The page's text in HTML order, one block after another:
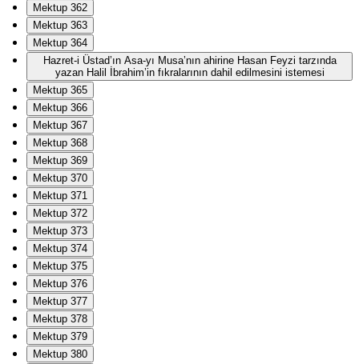
Mektup 362
Mektup 363
Mektup 364
Hazret-i Üstad’ın Asa-yı Musa’nın ahirine Hasan Feyzi tarzında
yazan Halil İbrahim’in fıkralarının dahil edilmesini istemesi
Mektup 365
Mektup 366
Mektup 367
Mektup 368
Mektup 369
Mektup 370
Mektup 371
Mektup 372
Mektup 373
Mektup 374
Mektup 375
Mektup 376
Mektup 377
Mektup 378
Mektup 379
Mektup 380